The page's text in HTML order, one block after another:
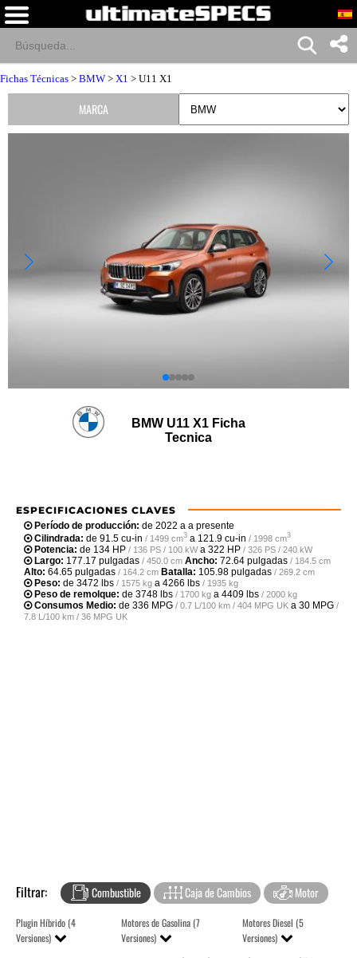
Fichas Técnicas > BMW > X1 > U11 X1
BMW U11 X1 Ficha
Tecnica
ESPECIFICACIONES CLAVES
Período de producción: de 2022 a a presente
Cilindrada: de 91.5 cu-in / 1499 cm3 a 121.9 cu-in / 1998 cm3
Potencia: de 134 HP / 136 PS / 100 kWa 322 HP / 326 PS / 240 kW
Largo: 177.17 pulgadas / 450.0 cm Ancho: 72.64 pulgadas / 184.5 cm
Alto: 64.65 pulgadas / 164.2 cm Batalla: 105.98 pulgadas / 269.2 cm
Peso: de 3472 lbs / 1575 kg a 4266 lbs / 1935 kg
Peso de remolque: de 3748 lbs / 1700 kg a 4409 lbs / 2000 kg
Consumos Medio: de 336 MPG / 0.7 L/100 km / 404 MPG UK a 30 MPG /
7.8 L/100 km / 36 MPG UK
Filtrar: Combustible Caja de Cambios Motor
Plugin Híbrido (4
Versiones)
Motores de Gasolina (7
Versiones)
Motores Diesel (5
Versiones)
MARCA